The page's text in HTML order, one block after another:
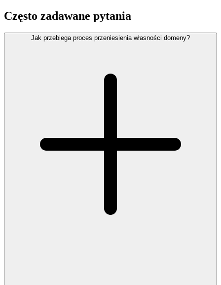
Często zadawane pytania
Jak przebiega proces przeniesienia własności domeny?